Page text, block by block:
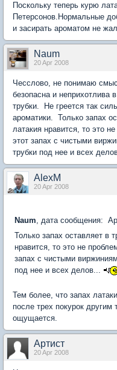
Поскольку теперь курю
Петерсонов.Нормальные
и засирать ароматом не
Naum
20 Apr 2008
Чесслово, не понимаю
безопасна и неприхотлива
трубки. Не греется так
ароматики. Только запах
латакия нравится, то это
этот запах с чистыми
трубки под нее и всех
AlexM
20 Apr 2008
Naum, дата сообщения:
Только запах оставляет в
нравится, то это не
запах с чистыми
под нее и всех делов...
Тем более, что запах
после трех покурок другим
ощущается.
Артист
20 Apr 2008